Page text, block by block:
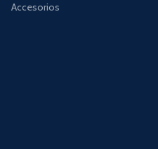
Accesorios